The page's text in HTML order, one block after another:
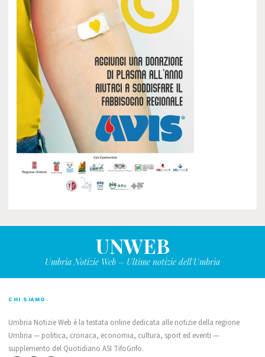
UNWEB
Umbria Notizie Web – Ultime notizie dell'Umbria
CHI SIAMO
Umbria Notizie Web è la testata online dedicata alle notizie della regione
Umbria — politica, cronaca, economia, cultura, sport ed eventi —
supplemento del Quotidiano ASI TifoGrifo.